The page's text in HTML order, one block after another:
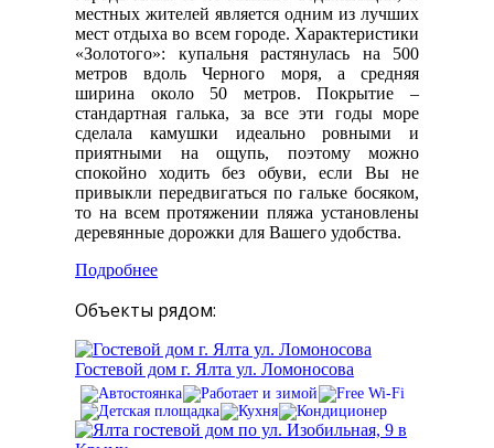
местных жителей является одним из лучших
мест отдыха во всем городе. Характеристики
«Золотого»: купальня растянулась на 500
метров вдоль Черного моря, а средняя
ширина около 50 метров. Покрытие –
стандартная галька, за все эти годы море
сделала камушки идеально ровными и
приятными на ощупь, поэтому можно
спокойно ходить без обуви, если Вы не
привыкли передвигаться по гальке босяком,
то на всем протяжении пляжа установлены
деревянные дорожки для Вашего удобства.
Подробнее
Объекты рядом:
Гостевой дом г. Ялта ул. Ломоносова